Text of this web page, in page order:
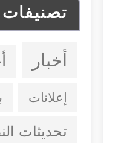
تصنيفات
أخبار
إعلانات
تحديثات